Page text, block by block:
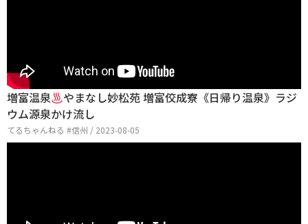
増富温泉
やまなし妙松苑 増富佼成寮《日帰り温泉》ラジ
ウム源泉かけ流し
てるちゃんねる #信州 / 2023-08-05